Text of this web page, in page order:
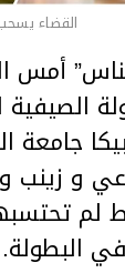
القضاء
جامعة
و
البطولة.